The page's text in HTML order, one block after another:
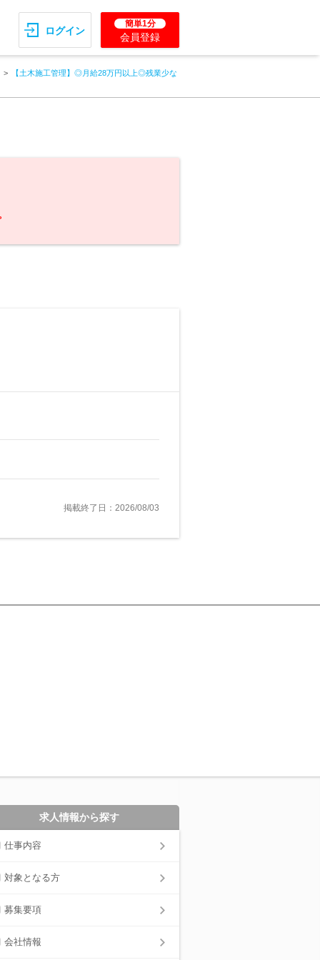
ログイン
簡単1分
会員登録
【土木施工管理】◎月給28万円以上◎残業少な
掲載終了日：2026/08/03
求人情報から探す
仕事内容
対象となる方
募集要項
会社情報